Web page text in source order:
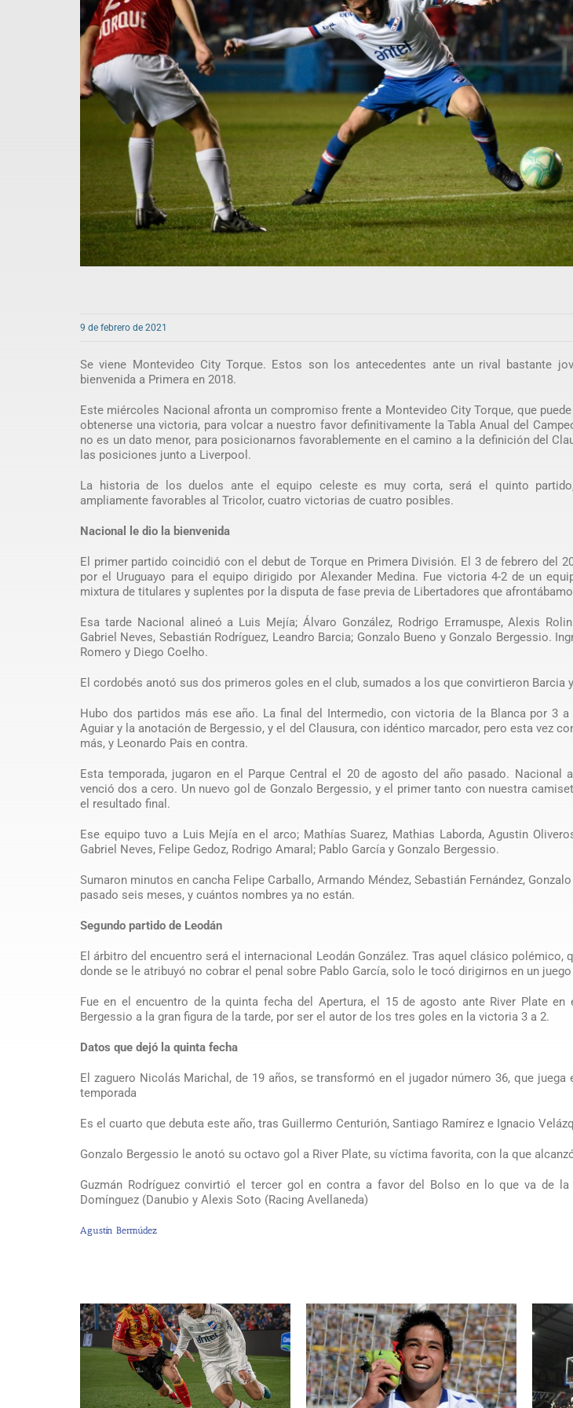
9 de febrero de 2021
Se viene Montevideo City Torque. Estos son los antecedentes ante un rival bastante
bienvenida a Primera en 2018.
Este miércoles Nacional afronta un compromiso frente a Montevideo City Torque, que
obtenerse una victoria, para volcar a nuestro favor definitivamente la Tabla Anual del
no es un dato menor, para posicionarnos favorablemente en el camino a la definición del
las posiciones junto a Liverpool.
La historia de los duelos ante el equipo celeste es muy corta, será el quinto
ampliamente favorables al Tricolor, cuatro victorias de cuatro posibles.
Nacional le dio la bienvenida
El primer partido coincidió con el debut de Torque en Primera División. El 3 de febrero del
por el Uruguayo para el equipo dirigido por Alexander Medina. Fue victoria 4-2 de un
mixtura de titulares y suplentes por la disputa de fase previa de Libertadores que
Esa tarde Nacional alineó a Luis Mejía; Álvaro González, Rodrigo Erramuspe, Alexis
Gabriel Neves, Sebastián Rodríguez, Leandro Barcia; Gonzalo Bueno y Gonzalo Bergessio.
Romero y Diego Coelho.
El cordobés anotó sus dos primeros goles en el club, sumados a los que convirtieron Barcia
Hubo dos partidos más ese año. La final del Intermedio, con victoria de la Blanca por 3
Aguiar y la anotación de Bergessio, y el del Clausura, con idéntico marcador, pero esta vez
más, y Leonardo Pais en contra.
Esta temporada, jugaron en el Parque Central el 20 de agosto del año pasado. Nacional
venció dos a cero. Un nuevo gol de Gonzalo Bergessio, y el primer tanto con nuestra
el resultado final.
Ese equipo tuvo a Luis Mejía en el arco; Mathías Suarez, Mathias Laborda, Agustin
Gabriel Neves, Felipe Gedoz, Rodrigo Amaral; Pablo García y Gonzalo Bergessio.
Sumaron minutos en cancha Felipe Carballo, Armando Méndez, Sebastián Fernández,
pasado seis meses, y cuántos nombres ya no están.
Segundo partido de Leodán
El árbitro del encuentro será el internacional Leodán González. Tras aquel clásico polémico,
donde se le atribuyó no cobrar el penal sobre Pablo García, solo le tocó dirigirnos en un
Fue en el encuentro de la quinta fecha del Apertura, el 15 de agosto ante River Plate en
Bergessio a la gran figura de la tarde, por ser el autor de los tres goles en la victoria 3 a 2.
Datos que dejó la quinta fecha
El zaguero Nicolás Marichal, de 19 años, se transformó en el jugador número 36, que
temporada
Es el cuarto que debuta este año, tras Guillermo Centurión, Santiago Ramírez e Ignacio
Gonzalo Bergessio le anotó su octavo gol a River Plate, su víctima favorita, con la que
Guzmán Rodríguez convirtió el tercer gol en contra a favor del Bolso en lo que va de la
Domínguez (Danubio y Alexis Soto (Racing Avellaneda)
Agustín Bermúdez